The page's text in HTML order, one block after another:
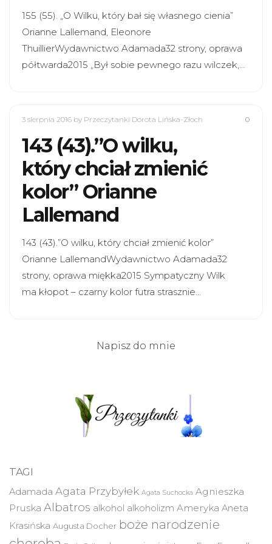
155 (55). „O Wilku, który bał się własnego cienia”
Orianne Lallemand, Eleonore
ThuillierWydawnictwo Adamada32 strony, oprawa
półtwarda2015 „Był sobie pewnego razu wilczek,…
3 sierpnia 2016 by Przeczytanki Dorota Lińska-Złoch 0
143 (43).”O wilku,
który chciał zmienić
kolor” Orianne
Lallemand
143 (43).”O wilku, który chciał zmienić kolor”
Orianne LallemandWydawnictwo Adamada32
strony, oprawa miękka2015 Sympatyczny Wilk
ma kłopot – czarny kolor futra strasznie…
Napisz do mnie
TAGI
Adamada Agata Przybyłek Agata Suchocka Agnieszka
Pruska Albatros alkohol alkoholizm Ameryka Aneta
Krasińska Augusta Docher boże narodzenie